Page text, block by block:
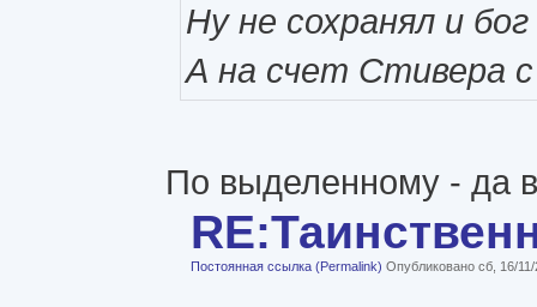
Ну не сохранял и
А на счет Стивера
По выделенному - да
Постоянная ссылка (Permalink) Опубликовано сб, 16/